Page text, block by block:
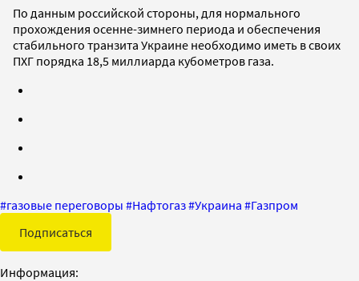
По данным российской стороны, для нормального
прохождения осенне-зимнего периода и обеспечения
стабильного транзита Украине необходимо иметь в своих
ПХГ порядка 18,5 миллиарда кубометров газа.
#газовые переговоры #Нафтогаз#Украина #Газпром
Подписаться
Информация: